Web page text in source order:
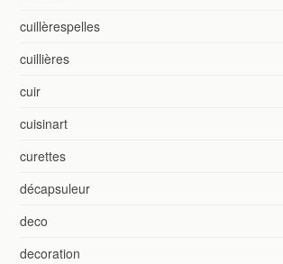
cuillèrespelles
cuillières
cuir
cuisinart
curettes
décapsuleur
deco
decoration